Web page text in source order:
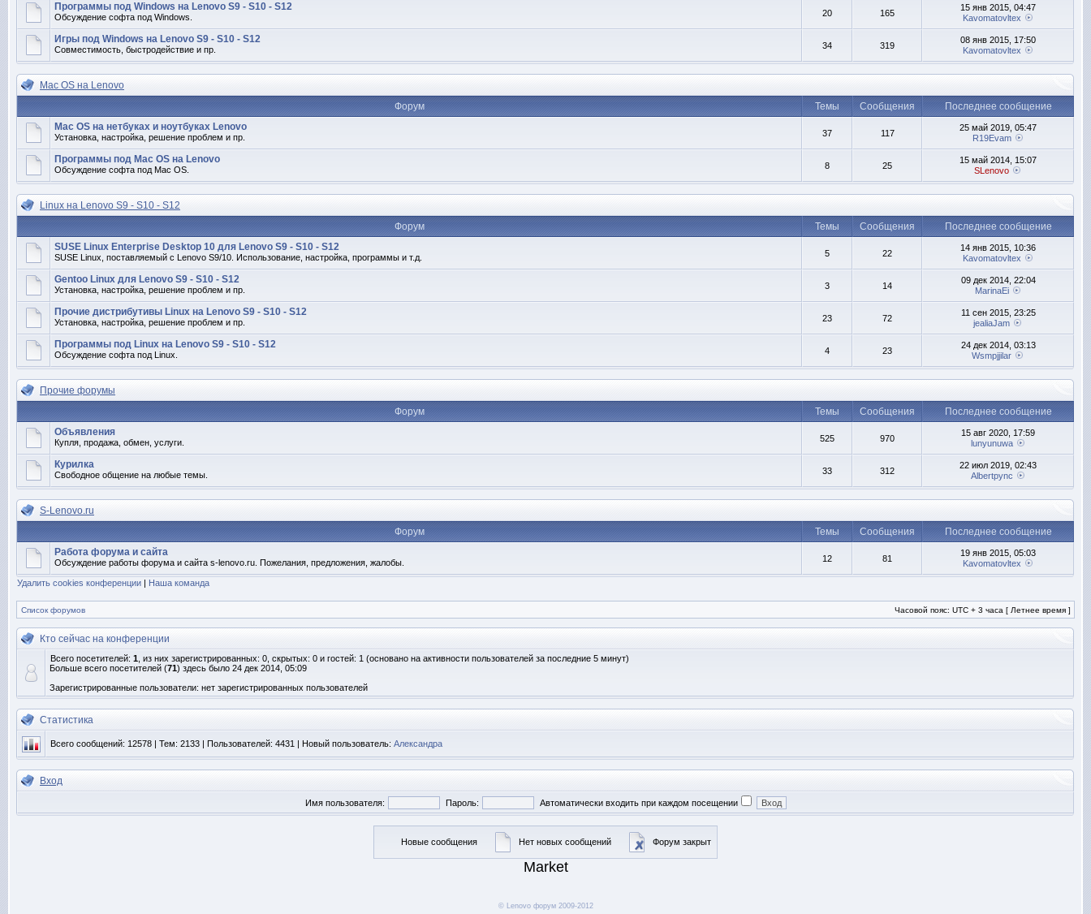
Программы под Windows на Lenovo S9 - S10 - S12
Обсуждение софта под Windows. 20 165
15 янв 2015, 04:47
Kavomatovltex
Игры под Windows на Lenovo S9 - S10 - S12
Совместимость, быстродействие и пр. 34 319
08 янв 2015, 17:50
Kavomatovltex
Mac OS на Lenovo
Форум
Темы Сообщения
Последнее сообщение
Mac OS на нетбуках и ноутбуках Lenovo
Установка, настройка, решение проблем и пр. 37 117
25 май 2019, 05:47
R19Evam
Программы под Mac OS на Lenovo
Обсуждение софта под Mac OS. 8 25
15 май 2014, 15:07
SLenovo
Linux на Lenovo S9 - S10 - S12
Форум
Темы Сообщения
Последнее сообщение
SUSE Linux Enterprise Desktop 10 для Lenovo S9 - S10 - S12
SUSE Linux, поставляемый с Lenovo S9/10. Использование, настройка, программы и т.д. 5 22
14 янв 2015, 10:36
Kavomatovltex
Gentoo Linux для Lenovo S9 - S10 - S12
Установка, настройка, решение проблем и пр. 3 14
09 дек 2014, 22:04
MarinaEi
Прочие дистрибутивы Linux на Lenovo S9 - S10 - S12
Установка, настройка, решение проблем и пр. 23 72
11 сен 2015, 23:25
jealiaJam
Программы под Linux на Lenovo S9 - S10 - S12
Обсуждение софта под Linux. 4 23
24 дек 2014, 03:13
Wsmpjjilar
Прочие форумы
Форум
Темы Сообщения
Последнее сообщение
Объявления
Купля, продажа, обмен, услуги. 525 970
15 авг 2020, 17:59
lunyunuwa
Курилка
Свободное общение на любые темы. 33 312
22 июл 2019, 02:43
Albertpync
S-Lenovo.ru
Форум
Темы Сообщения
Последнее сообщение
Работа форума и сайта
Обсуждение работы форума и сайта s-lenovo.ru. Пожелания, предложения, жалобы. 12 81
19 янв 2015, 05:03
Kavomatovltex
Удалить cookies конференции | Наша команда
Список форумов Часовой пояс: UTC + 3 часа [ Летнее время ]
Кто сейчас на конференции
Всего посетителей: 1 , из них зарегистрированных: 0, скрытых: 0 и гостей: 1 (основано на активности пользователей за последние 5 минут)
Больше всего посетителей (71) здесь было 24 дек 2014, 05:09
Зарегистрированные пользователи: нет зарегистрированных пользователей
Статистика
Всего сообщений: 12578 | Тем: 2133 | Пользователей: 4431 | Новый пользователь: Александра
Вход
Имя пользователя: Пароль: Автоматически входить при каждом посещении
Новые сообщения Нет новых сообщений Форум закрыт
Market
© Lenovo форум 2009-2012